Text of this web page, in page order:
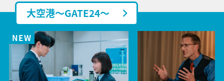
大空港～GATE24～